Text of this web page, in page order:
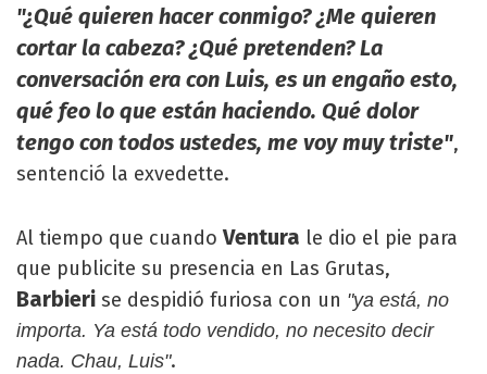
"¿Qué quieren hacer conmigo? ¿Me quieren
cortar la cabeza? ¿Qué pretenden? La
conversación era con Luis, es un engaño esto,
qué feo lo que están haciendo. Qué dolor
tengo con todos ustedes, me voy muy triste",
sentenció la exvedette.
Al tiempo que cuando Ventura le dio el pie para
que publicite su presencia en Las Grutas,
Barbieri se despidió furiosa con un "ya está, no
importa. Ya está todo vendido, no necesito decir
nada. Chau, Luis".